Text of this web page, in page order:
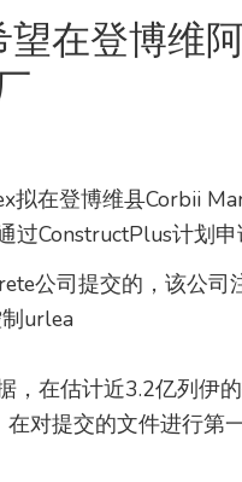
望在登博维
拟在登博维县Corbii
过ConstructPlus计划
公司提交的，该公
urlea
，在估计近3.2亿列伊
对提交的文件进行第